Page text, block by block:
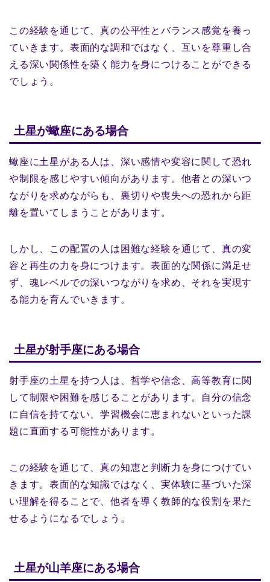
この経験を通じて、真の公平性とバランス感覚を養っ
ていきます。表面的な調和ではなく、互いを尊重し合
える深い関係性を築く能力を身につけることができる
でしょう。
土星が蠍座にある場合
蠍座に土星がある人は、深い感情や変容に関して恐れ
や制限を感じやすい傾向があります。他者との深いつ
ながりを求めながらも、裏切りや喪失への恐れから距
離を置いてしまうことがあります。
しかし、この配置の人は困難な経験を通じて、真の変
容と再生の力を身につけます。表面的な関係に満足せ
ず、魂レベルでの深いつながりを求め、それを実現す
る能力を育んでいきます。
土星が射手座にある場合
射手座の土星を持つ人は、哲学や信念、高等教育に関
して制限や困難を感じることがあります。自分の信念
に自信を持てない、学習機会に恵まれないといった課
題に直面する可能性があります。
この経験を通じて、真の知恵と判断力を身につけてい
きます。表面的な知識ではなく、実体験に基づいた深
い理解を得ることで、他者を導く教師的な役割を果た
せるようになるでしょう。
土星が山羊座にある場合